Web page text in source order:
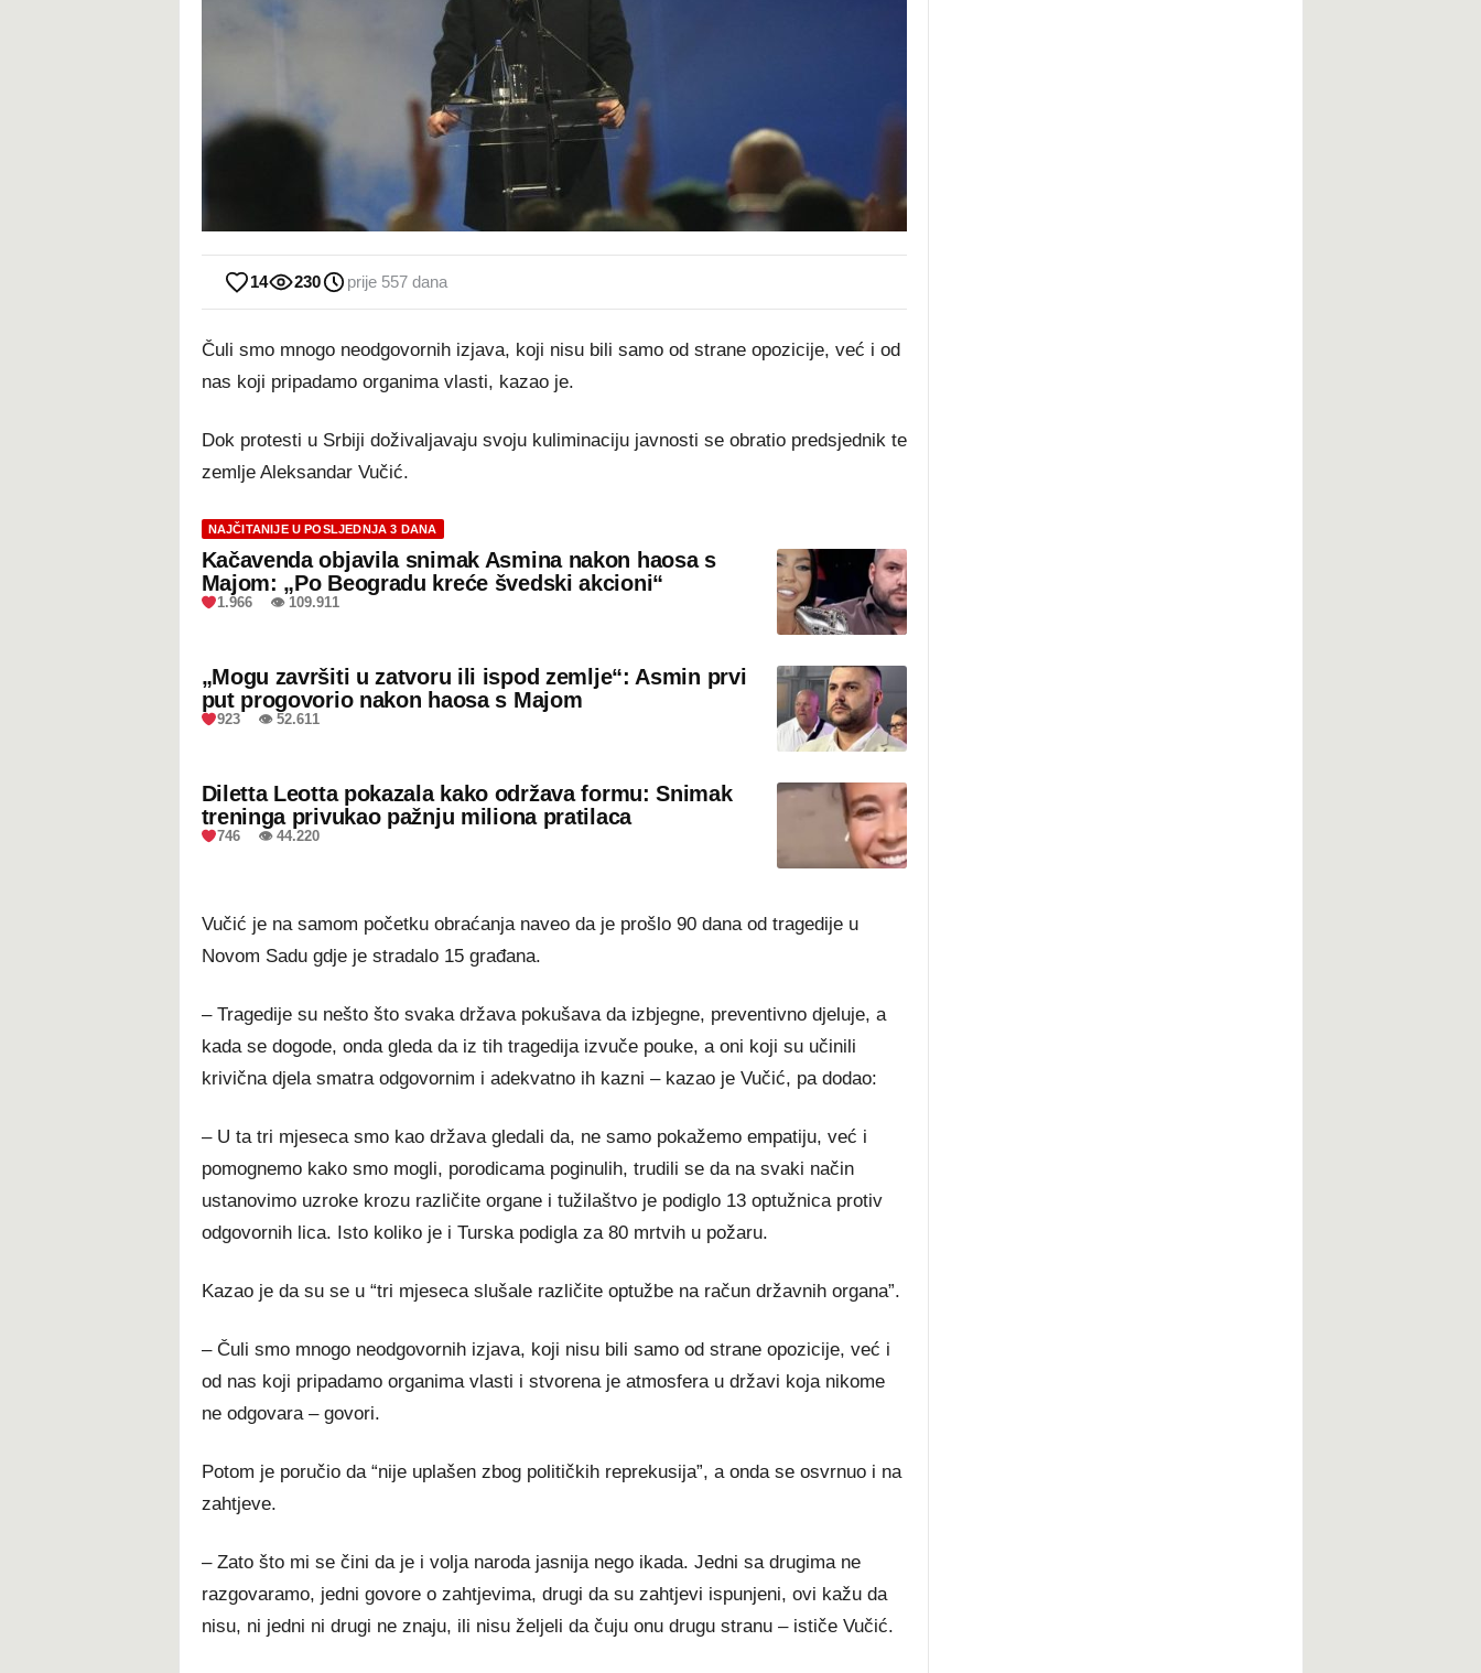
14 230 prije 557 dana
Čuli smo mnogo neodgovornih izjava, koji nisu bili samo od strane opozicije, već i od
nas koji pripadamo organima vlasti, kazao je.
Dok protesti u Srbiji doživaljavaju svoju kuliminaciju javnosti se obratio predsjednik te
zemlje Aleksandar Vučić.
NAJČITANIJE U POSLJEDNJA 3 DANA
Kačavenda objavila snimak Asmina nakon haosa s
Majom: „Po Beogradu kreće švedski akcioni“
1.966 👁 109.911
„Mogu završiti u zatvoru ili ispod zemlje“: Asmin prvi
put progovorio nakon haosa s Majom
923 👁 52.611
Diletta Leotta pokazala kako održava formu: Snimak
treninga privukao pažnju miliona pratilaca
746 👁 44.220
Vučić je na samom početku obraćanja naveo da je prošlo 90 dana od tragedije u
Novom Sadu gdje je stradalo 15 građana.
– Tragedije su nešto što svaka država pokušava da izbjegne, preventivno djeluje, a
kada se dogode, onda gleda da iz tih tragedija izvuče pouke, a oni koji su učinili
krivična djela smatra odgovornim i adekvatno ih kazni – kazao je Vučić, pa dodao:
– U ta tri mjeseca smo kao država gledali da, ne samo pokažemo empatiju, već i
pomognemo kako smo mogli, porodicama poginulih, trudili se da na svaki način
ustanovimo uzroke krozu različite organe i tužilaštvo je podiglo 13 optužnica protiv
odgovornih lica. Isto koliko je i Turska podigla za 80 mrtvih u požaru.
Kazao je da su se u “tri mjeseca slušale različite optužbe na račun državnih organa”.
– Čuli smo mnogo neodgovornih izjava, koji nisu bili samo od strane opozicije, već i
od nas koji pripadamo organima vlasti i stvorena je atmosfera u državi koja nikome
ne odgovara – govori.
Potom je poručio da “nije uplašen zbog političkih reprekusija”, a onda se osvrnuo i na
zahtjeve.
– Zato što mi se čini da je i volja naroda jasnija nego ikada. Jedni sa drugima ne
razgovaramo, jedni govore o zahtjevima, drugi da su zahtjevi ispunjeni, ovi kažu da
nisu, ni jedni ni drugi ne znaju, ili nisu željeli da čuju onu drugu stranu – ističe Vučić.